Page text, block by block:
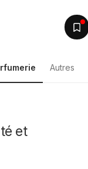
Autres
et